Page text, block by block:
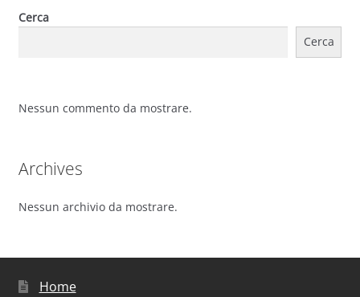
Cerca
Cerca
Nessun commento da mostrare.
Archives
Nessun archivio da mostrare.
Home